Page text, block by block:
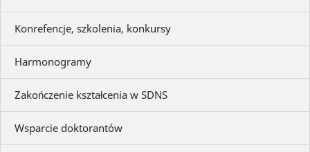
Konrefencje, szkolenia, konkursy
Harmonogramy
Zakończenie kształcenia w SDNS
Wsparcie doktorantów